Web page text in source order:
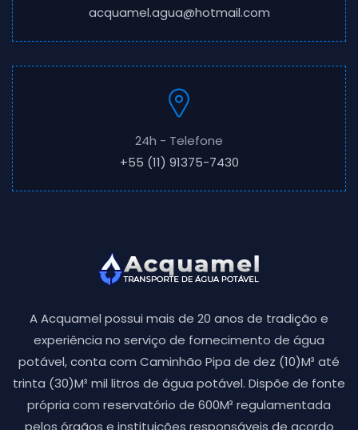
acquamel.agua@hotmail.com
24h - Telefone
+55 (11) 91375-7430
A Acquamel possui mais de 20 anos de tradição e
experiência no serviço de fornecimento de água
potável, conta com Caminhão Pipa de dez (10)M³ até
trinta (30)M³ mil litros de água potável. Dispõe de fonte
própria com reservatório de 600M³ regulamentada
pelos órgãos e instituições responsáveis de acordo